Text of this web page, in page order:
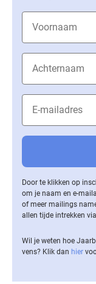
Door te klikken op
om je naam en e-
of meer mailings
allen tijde intrekken
Wil je weten hoe
vens? Klik dan hier